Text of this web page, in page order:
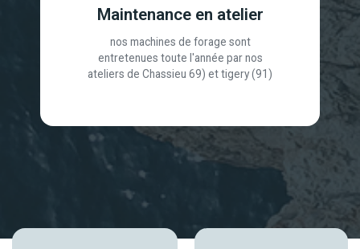
Maintenance en atelier
nos machines de forage sont
entretenues toute l'année par nos
ateliers de Chassieu 69) et tigery (91)